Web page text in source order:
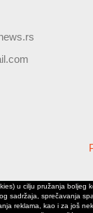
© 2026 Vranjenews
rights reserved
u cilju pružanja boljeg
sadržaja, sprečavanja
reklama, kao i za još